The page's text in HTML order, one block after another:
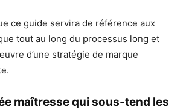
ce guide servira de référence aux
tout au long du processus long et
d’une stratégie de marque
maîtresse qui sous-tend les